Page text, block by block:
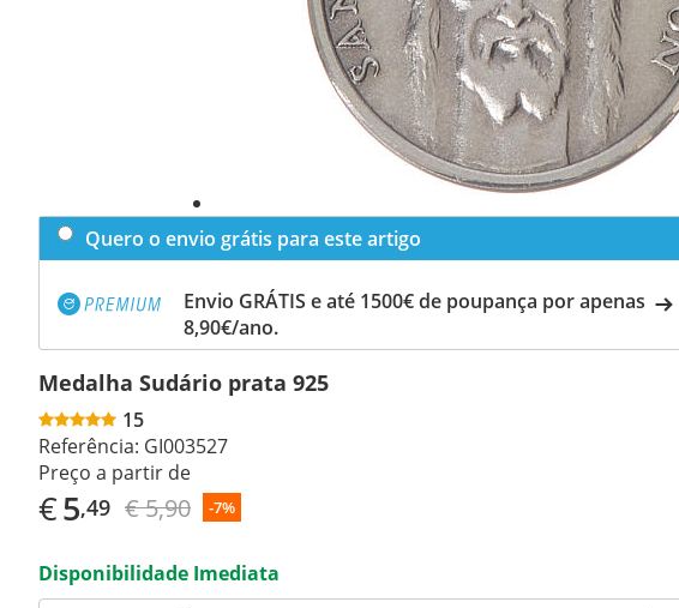
Quero o envio grátis para este artigo
Envio GRÁTIS e até 1500€ de poupança por apenas
8,90€/ano.
Medalha Sudário prata 925
15
Referência: GI003527
Preço a partir de
€5,49 € 5,90 -7%
Disponibilidade Imediata